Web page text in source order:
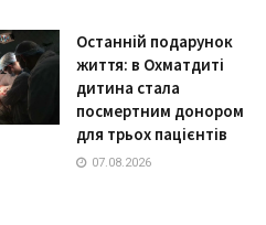
Останній подарунок
життя: в Охматдиті
дитина стала
посмертним донором
для трьох пацієнтів
07.08.2026